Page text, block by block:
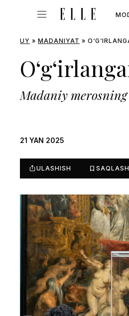
UY » MADANIYAT »
Madaniy
21 YAN 2025
ULASHISH SAQLASH